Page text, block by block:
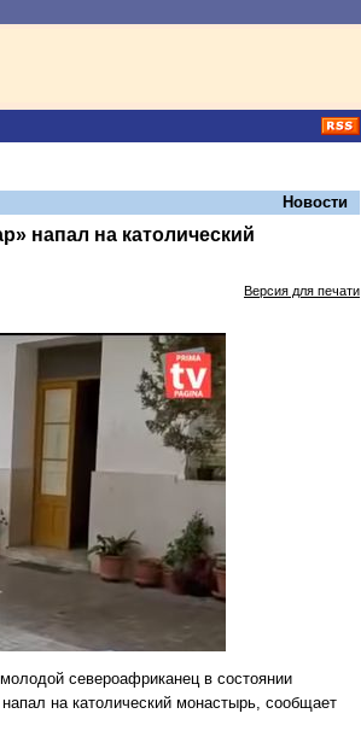
Новости
напал на католический
Версия для печати
североафриканец в состоянии
на католический монастырь, сообщает